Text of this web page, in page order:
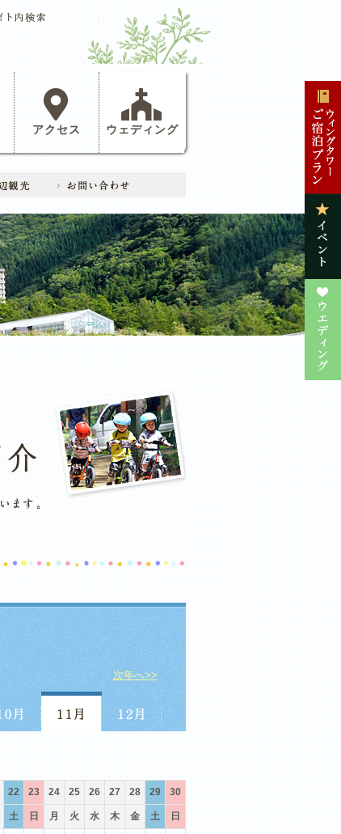
アクセス ウェディング
次年へ>>
22 23 24 25 26 27 28 29 30
土 日 月 火 水 木 金 土 日